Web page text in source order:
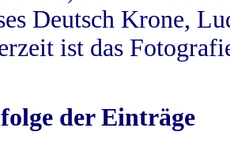
Deutsch Krone,
ist das
der Einträge